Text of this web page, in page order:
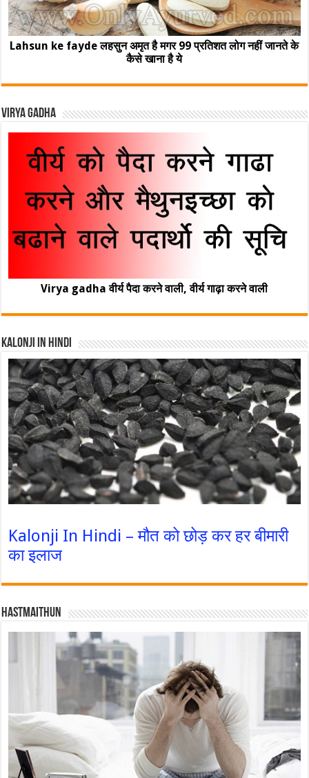
Lahsun ke fayde लहसुन अमृत है मगर 99 प्रतिशत लोग नहीं जानते के
कैसे खाना है ये
Virya Gadha
Virya gadha वीर्य पैदा करने वाली, वीर्य गाढ़ा करने वाली
Kalonji In Hindi
Kalonji In Hindi – मौत को छोड़ कर हर बीमारी
का इलाज
Hastmaithun